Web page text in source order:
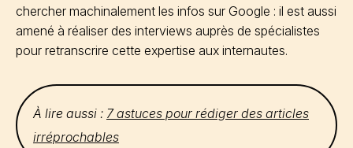
chercher machinalement les infos sur Google : il est aussi
amené à réaliser des interviews auprès de spécialistes
pour retranscrire cette expertise aux internautes.
À lire aussi : 7 astuces pour rédiger des articles
irréprochables